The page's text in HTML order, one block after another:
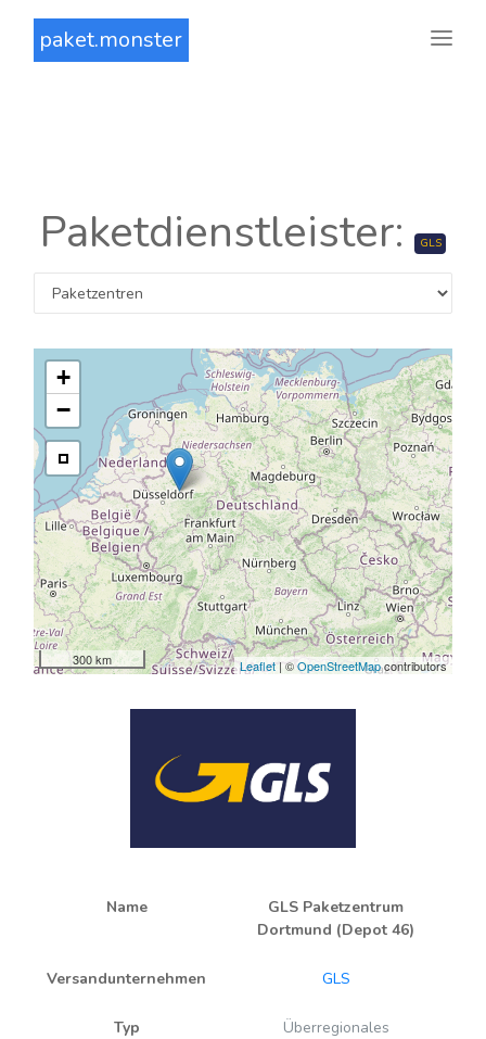
paket.monster
Paketdienstleister: GLS
+
−
300 km Leaflet | ©OpenStreetMapcontributors
Name
GLS Paketzentrum
Dortmund (Depot 46)
Versandunternehmen GLS
Typ
Überregionales